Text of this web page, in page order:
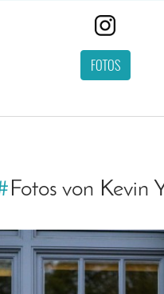
FOTOS
Fotos von Kevin